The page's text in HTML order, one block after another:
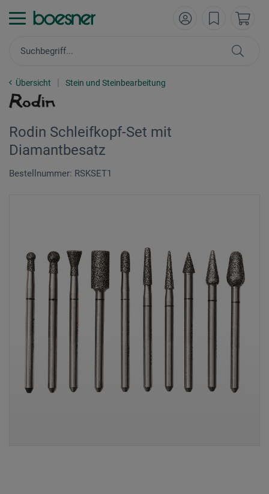
Übersicht Stein und Steinbearbeitung
Rodin Schleifkopf-Set mit
Diamantbesatz
Bestellnummer: RSKSET1